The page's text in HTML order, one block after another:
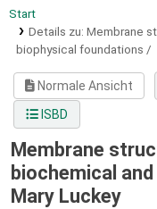
Start
Details zu: Membrane
biophysical foundations /
Normale Ansicht
ISBD
Membrane
biochemical
Mary Luckey